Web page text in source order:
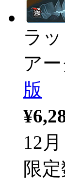
ラ
ア
版
12
限